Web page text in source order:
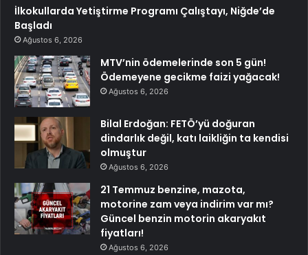
İlkokullarda Yetiştirme Programı Çalıştayı, Niğde’de
Başladı
Ağustos 6, 2026
MTV’nin ödemelerinde son 5 gün!
Ödemeyene gecikme faizi yağacak!
Ağustos 6, 2026
Bilal Erdoğan: FETÖ’yü doğuran
dindarlık değil, katı laikliğin ta kendisi
olmuştur
Ağustos 6, 2026
21 Temmuz benzine, mazota,
motorine zam veya indirim var mı?
Güncel benzin motorin akaryakıt
fiyatları!
Ağustos 6, 2026